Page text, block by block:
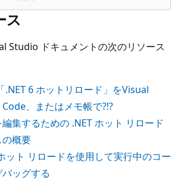
ス
Studio ドキュメントの次のリソース
.NET 6 ホットリロード」をVisual
、またはメモ帳で?!?
集するための .NET ホット リロード
概要
ット リロードを使用して実行中のコー
ッグする